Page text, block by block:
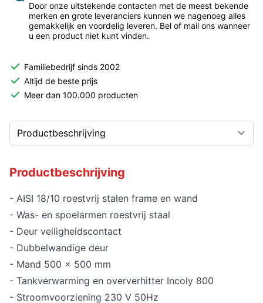
Door onze uitstekende contacten met de meest bekende
merken en grote leveranciers kunnen we nagenoeg alles
gemakkelijk en voordelig leveren. Bel of mail ons wanneer
u een product niet kunt vinden.
Familiebedrijf sinds 2002
Altijd de beste prijs
Meer dan 100.000 producten
Productbeschrijving
- AISI 18/10 roestvrij stalen frame en wand
- Was- en spoelarmen roestvrij staal
- Deur veiligheidscontact
- Dubbelwandige deur
- Mand 500 x 500 mm
- Tankverwarming en oververhitter Incoly 800
- Stroomvoorziening 230 V 50Hz